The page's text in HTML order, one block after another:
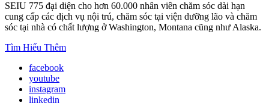
SEIU 775 đại diện cho hơn 60.000 nhân viên chăm sóc dài hạn
cung cấp các dịch vụ nội trú, chăm sóc tại viện dưỡng lão và chăm
sóc tại nhà có chất lượng ở Washington, Montana cũng như Alaska.
Tìm Hiểu Thêm
facebook
youtube
instagram
linkedin